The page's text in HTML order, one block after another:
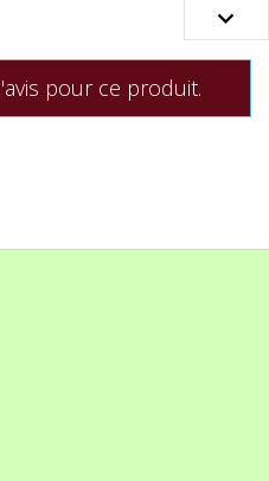

pour ce produit.